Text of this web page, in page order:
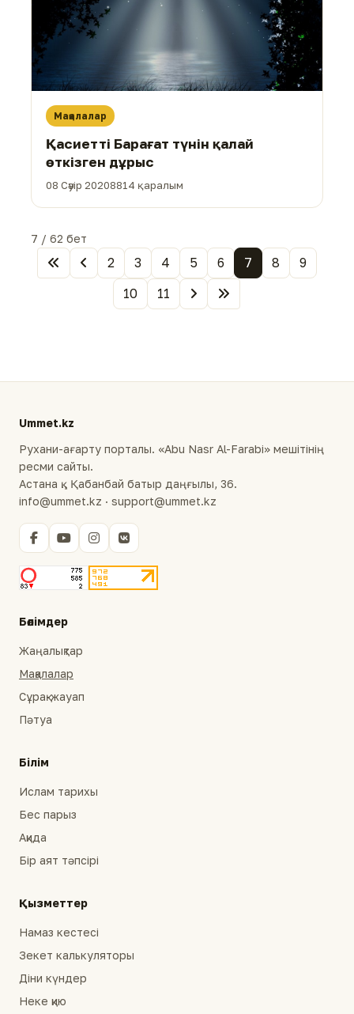
Мақалалар
Қасиетті Барағат түнін қалай
өткізген дұрыс
08 Сәуір 20208814 қаралым
7 / 62 бет
2 3 4 5 6 7 8
9
10
11
Ummet.kz
Рухани-ағарту порталы. «Abu Nasr Al-Farabi» мешітінің
ресми сайты.
Астана қ., Қабанбай батыр даңғылы, 36.
info@ummet.kz · support@ummet.kz
Бөлімдер
Жаңалықтар
Мақалалар
Сұрақ-жауап
Пәтуа
Білім
Ислам тарихы
Бес парыз
Ақида
Бір аят тәпсірі
Қызметтер
Намаз кестесі
Зекет калькуляторы
Діни күндер
Неке қию